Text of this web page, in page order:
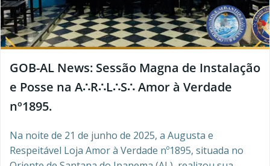
GOB-AL News: Sessão Magna de Instalação
e Posse na A∴R∴L∴S∴ Amor à Verdade
nº1895.
Na noite de 21 de junho de 2025, a Augusta e
Respeitável Loja Amor à Verdade nº1895, situada no